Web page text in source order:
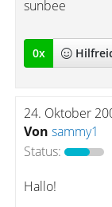
sunbee
0x
24. Oktober
Von sammy1
Status:
Hallo!